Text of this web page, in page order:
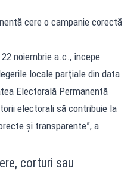
cere o campanie corectă
noiembrie a.c., începe
locale parţiale din data
Electorală Permanentă
electorali să contribuie la
şi transparente”, a
corturi sau